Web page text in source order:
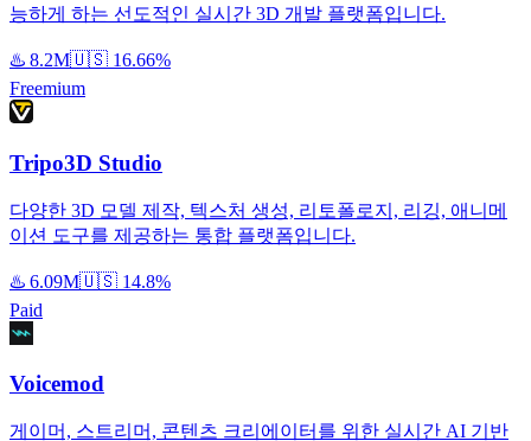
능하게 하는 선도적인 실시간 3D 개발 플랫폼입니다.
♨️ 8.2M🇺🇸 16.66%
Freemium
Tripo3D Studio
다양한 3D 모델 제작, 텍스처 생성, 리토폴로지, 리깅, 애니메
이션 도구를 제공하는 통합 플랫폼입니다.
♨️ 6.09M🇺🇸 14.8%
Paid
Voicemod
게이머, 스트리머, 콘텐츠 크리에이터를 위한 실시간 AI 기반